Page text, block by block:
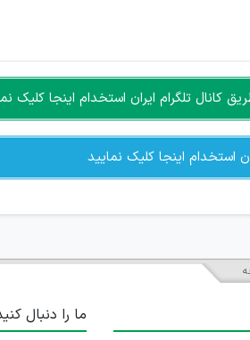
تلگرام ایران استخدام اینجا کلیک
اینجا کلیک نمایید
ما را دنبال